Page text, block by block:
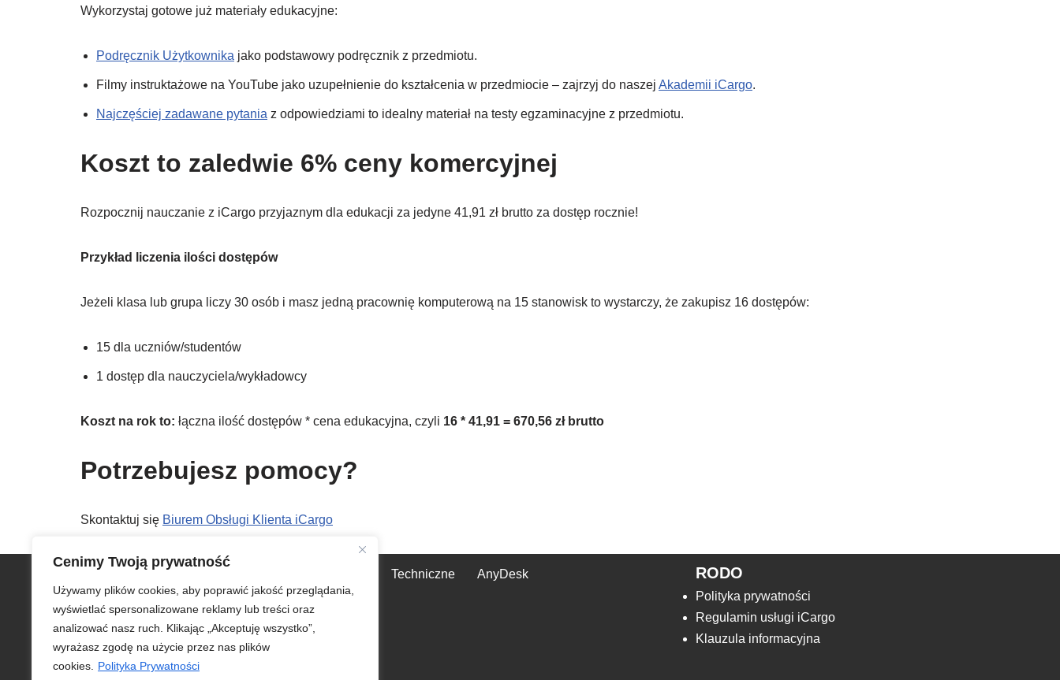
Cenimy Twoją prywatność
Używamy plików cookies, aby poprawić jakość przeglądania,
wyświetlać spersonalizowane reklamy lub treści oraz
analizować nasz ruch. Klikając „Akceptuję wszystko”,
wyrażasz zgodę na użycie przez nas plików
cookies.
Polityka Prywatności
Wykorzystaj gotowe już materiały edukacyjne:
Podręcznik Użytkownika jako podstawowy podręcznik z przedmiotu.
Filmy instruktażowe na YouTube jako uzupełnienie do kształcenia w przedmiocie – zajrzyj do naszej Akademii iCargo.
Najczęściej zadawane pytania z odpowiedziami to idealny materiał na testy egzaminacyjne z przedmiotu.
Koszt to zaledwie 6% ceny komercyjnej
Rozpocznij nauczanie z iCargo przyjaznym dla edukacji za jedyne 41,91 zł brutto za dostęp rocznie!
Przykład liczenia ilości dostępów
Jeżeli klasa lub grupa liczy 30 osób i masz jedną pracownię komputerową na 15 stanowisk to wystarczy, że zakupisz 16 dostępów:
15 dla uczniów/studentów
1 dostęp dla nauczyciela/wykładowcy
Koszt na rok to: łączna ilość dostępów * cena edukacyjna, czyli 16 * 41,91 = 670,56 zł brutto
Potrzebujesz pomocy?
Skontaktuj się Biurem Obsługi Klienta iCargo
Szybkie menu
Zamów iCargo
Testuj bezpłatnie iCargo
iCargo dla edukacji
Biuro obsługi klienta
Techniczne AnyDesk RODO
Polityka prywatności
Regulamin usługi iCargo
Klauzula informacyjna